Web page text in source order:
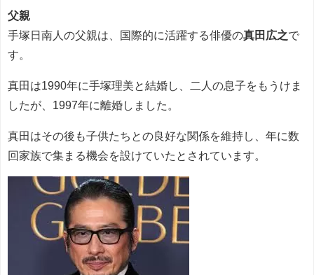
父親
手塚日南人の父親は、国際的に活躍する俳優の真田広之で
す。
真田は1990年に手塚理美と結婚し、二人の息子をもうけま
したが、1997年に離婚しました。
真田はその後も子供たちとの良好な関係を維持し、年に数
回家族で集まる機会を設けていたとされています。